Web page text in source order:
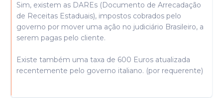
Sim, existem as DAREs (Documento de Arrecadação
de Receitas Estaduais), impostos cobrados pelo
governo por mover uma ação no judiciário Brasileiro, a
serem pagas pelo cliente.
Existe também uma taxa de 600 Euros atualizada
recentemente pelo governo italiano. (por requerente)